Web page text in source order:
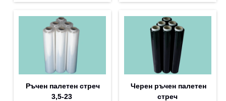
Ръчен палетен стреч
3,5-23
Черен ръчен палетен
стреч